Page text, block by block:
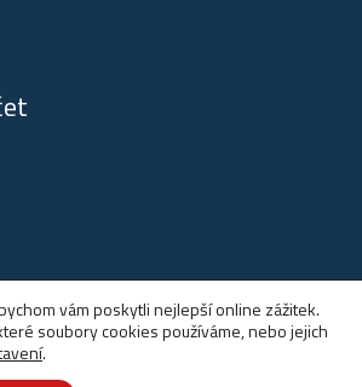
vám poskytli nejlepší online zážitek.
soubory cookies používáme, nebo jejich
.